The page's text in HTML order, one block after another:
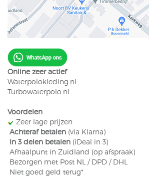
Online zeer actief
Waterpolokleding.nl
Turbowaterpolo.nl
Voordelen
​ Zeer lage prijzen
Achteraf betalen (via Klarna)
In 3 delen betalen (iDeal in 3)
Afhaalpunt in Zuidland (op afspraak)
Bezorgen met Post NL / DPD / DHL
​ Niet goed geld terug*